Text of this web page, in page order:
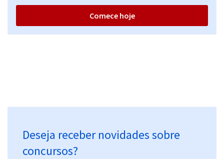
Comece hoje
Deseja receber novidades sobre
concursos?